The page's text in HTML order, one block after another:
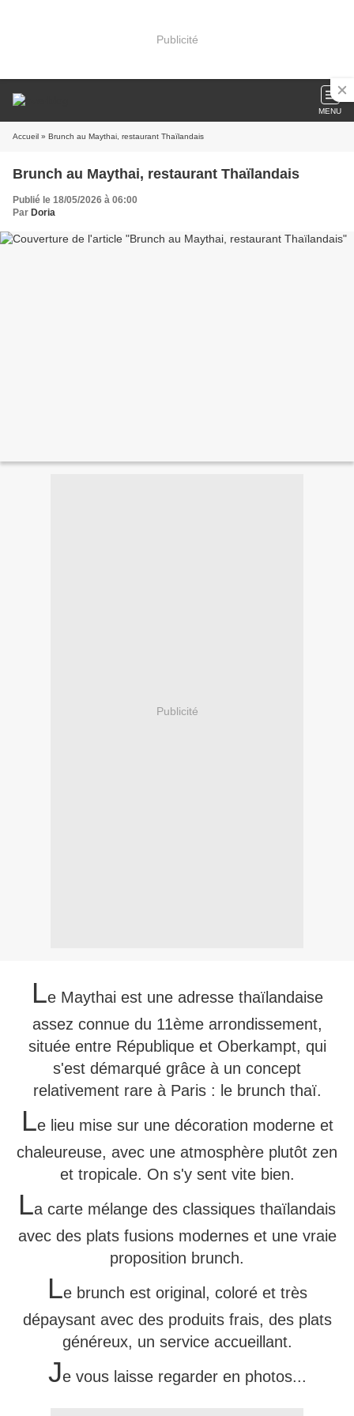
Publicité
MENU
Accueil » Brunch au Maythai, restaurant Thaïlandais
Brunch au Maythai, restaurant Thaïlandais
Publié le 18/05/2026 à 06:00
Par Doria
Publicité
Le Maythai est une adresse thaïlandaise
assez connue du 11ème arrondissement,
située entre République et Oberkampt, qui
s'est démarqué grâce à un concept
relativement rare à Paris : le brunch thaï.
Le lieu mise sur une décoration moderne et
chaleureuse, avec une atmosphère plutôt zen
et tropicale. On s'y sent vite bien.
La carte mélange des classiques thaïlandais
avec des plats fusions modernes et une vraie
proposition brunch.
Le brunch est original, coloré et très
dépaysant avec des produits frais, des plats
généreux, un service accueillant.
Je vous laisse regarder en photos...